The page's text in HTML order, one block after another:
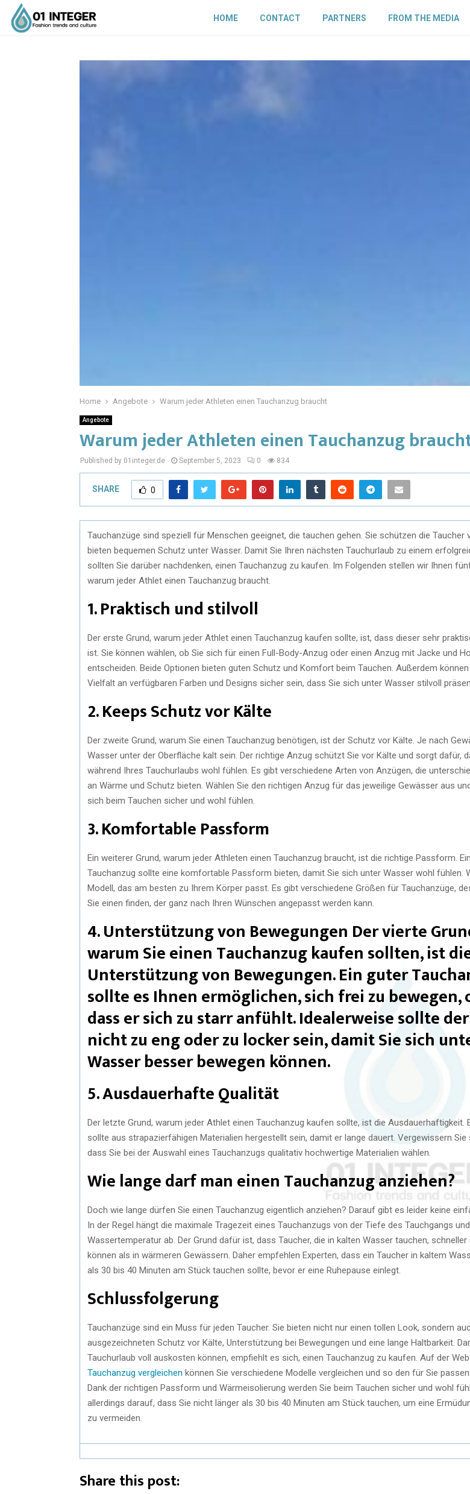
HOME CONTACT PARTNERS FROM THE MEDIA
Home Angebote Warum jeder Athleten einen Tauchanzug braucht
Angebote
Warum jeder Athleten einen Tauchanzug
Published by 01integer.de September 5, 2023 0 834
SHARE 0
Tauchanzüge sind speziell für Menschen geeignet, die tauchen gehen. Sie schützen die Taucher
bieten bequemen Schutz unter Wasser. Damit Sie Ihren nächsten Tauchurlaub zu einem
sollten Sie darüber nachdenken, einen Tauchanzug zu kaufen. Im Folgenden stellen wir Ihnen
warum jeder Athlet einen Tauchanzug braucht.
1. Praktisch und stilvoll
Der erste Grund, warum jeder Athlet einen Tauchanzug kaufen sollte, ist, dass dieser sehr
ist. Sie können wählen, ob Sie sich für einen Full-Body-Anzug oder einen Anzug mit Jacke und
entscheiden. Beide Optionen bieten guten Schutz und Komfort beim Tauchen. Außerdem
Vielfalt an verfügbaren Farben und Designs sicher sein, dass Sie sich unter Wasser stilvoll
2. Keeps Schutz vor Kälte
Der zweite Grund, warum Sie einen Tauchanzug benötigen, ist der Schutz vor Kälte. Je nach
Wasser unter der Oberfläche kalt sein. Der richtige Anzug schützt Sie vor Kälte und sorgt dafür,
während Ihres Tauchurlaubs wohl fühlen. Es gibt verschiedene Arten von Anzügen, die
an Wärme und Schutz bieten. Wählen Sie den richtigen Anzug für das jeweilige Gewässer aus
sich beim Tauchen sicher und wohl fühlen.
3. Komfortable Passform
Ein weiterer Grund, warum jeder Athleten einen Tauchanzug braucht, ist die richtige Passform.
Tauchanzug sollte eine komfortable Passform bieten, damit Sie sich unter Wasser wohl fühlen.
Modell, das am besten zu Ihrem Körper passt. Es gibt verschiedene Größen für Tauchanzüge,
Sie einen finden, der ganz nach Ihren Wünschen angepasst werden kann.
4. Unterstützung von Bewegungen Der vierte
warum Sie einen Tauchanzug kaufen sollten, ist
Unterstützung von Bewegungen. Ein guter
sollte es Ihnen ermöglichen, sich frei zu bewegen,
dass er sich zu starr anfühlt. Idealerweise sollte
nicht zu eng oder zu locker sein, damit Sie sich
Wasser besser bewegen können.
5. Ausdauerhafte Qualität
Der letzte Grund, warum jeder Athlet einen Tauchanzug kaufen sollte, ist die Ausdauerhaftigkeit.
sollte aus strapazierfähigen Materialien hergestellt sein, damit er lange dauert. Vergewissern Sie
dass Sie bei der Auswahl eines Tauchanzugs qualitativ hochwertige Materialien wählen.
Wie lange darf man einen Tauchanzug anziehen?
Doch wie lange dürfen Sie einen Tauchanzug eigentlich anziehen? Darauf gibt es leider keine
In der Regel hängt die maximale Tragezeit eines Tauchanzugs von der Tiefe des Tauchgangs
Wassertemperatur ab. Der Grund dafür ist, dass Taucher, die in kalten Wasser tauchen, schneller
können als in wärmeren Gewässern. Daher empfehlen Experten, dass ein Taucher in kaltem
als 30 bis 40 Minuten am Stück tauchen sollte, bevor er eine Ruhepause einlegt.
Schlussfolgerung
Tauchanzüge sind ein Muss für jeden Taucher. Sie bieten nicht nur einen tollen Look, sondern
ausgezeichneten Schutz vor Kälte, Unterstützung bei Bewegungen und eine lange Haltbarkeit.
Tauchurlaub voll auskosten können, empfiehlt es sich, einen Tauchanzug zu kaufen. Auf der
Tauchanzug vergleichen können Sie verschiedene Modelle vergleichen und so den für Sie
Dank der richtigen Passform und Wärmeisolierung werden Sie beim Tauchen sicher und wohl
allerdings darauf, dass Sie nicht länger als 30 bis 40 Minuten am Stück tauchen, um eine
zu vermeiden.
Share this post: